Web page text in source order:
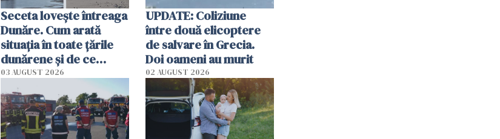
Seceta lovește întreaga
Dunăre. Cum arată
situația în toate țările
dunărene și de ce
România resimte
efectele, deși a plouat
în iulie
03 AUGUST 2026
UPDATE: Coliziune
între două elicoptere
de salvare în Grecia.
Doi oameni au murit
02 AUGUST 2026